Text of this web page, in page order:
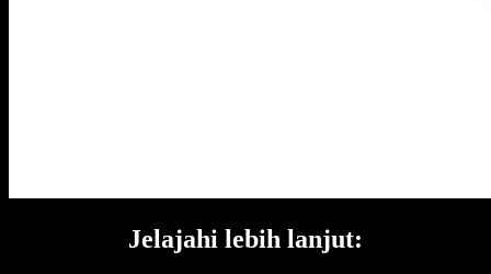
Jelajahi lebih lanjut: